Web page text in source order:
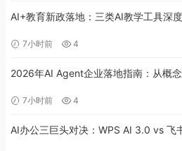
AI+教育新政落地：三类AI教学工具深
7小时前 4
2026年AI Agent企业落地指南：从概
7小时前 4
AI办公三巨头对决：WPS AI 3.0 vs 飞